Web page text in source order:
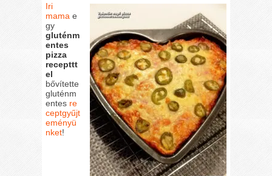
Iri
mama e
gy
gluténm
entes
pizza
recepttt
el
bővítette
gluténm
entes re
ceptgyűjt
eményü
nket!